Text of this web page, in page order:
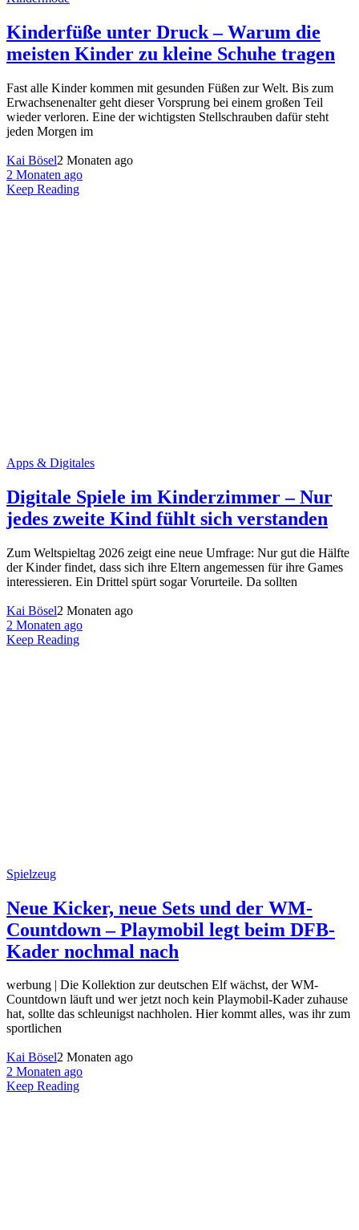
Kinderfüße unter Druck – Warum die
meisten Kinder zu kleine Schuhe tragen
Fast alle Kinder kommen mit gesunden Füßen zur Welt. Bis zum
Erwachsenenalter geht dieser Vorsprung bei einem großen Teil
wieder verloren. Eine der wichtigsten Stellschrauben dafür steht
jeden Morgen im
Kai Bösel2 Monaten ago
2 Monaten ago
Keep Reading
Apps & Digitales
Digitale Spiele im Kinderzimmer – Nur
jedes zweite Kind fühlt sich verstanden
Zum Weltspieltag 2026 zeigt eine neue Umfrage: Nur gut die Hälfte
der Kinder findet, dass sich ihre Eltern angemessen für ihre Games
interessieren. Ein Drittel spürt sogar Vorurteile. Da sollten
Kai Bösel2 Monaten ago
2 Monaten ago
Keep Reading
Spielzeug
Neue Kicker, neue Sets und der WM-
Countdown – Playmobil legt beim DFB-
Kader nochmal nach
werbung | Die Kollektion zur deutschen Elf wächst, der WM-
Countdown läuft und wer jetzt noch kein Playmobil-Kader zuhause
hat, sollte das schleunigst nachholen. Hier kommt alles, was ihr zum
sportlichen
Kai Bösel2 Monaten ago
2 Monaten ago
Keep Reading